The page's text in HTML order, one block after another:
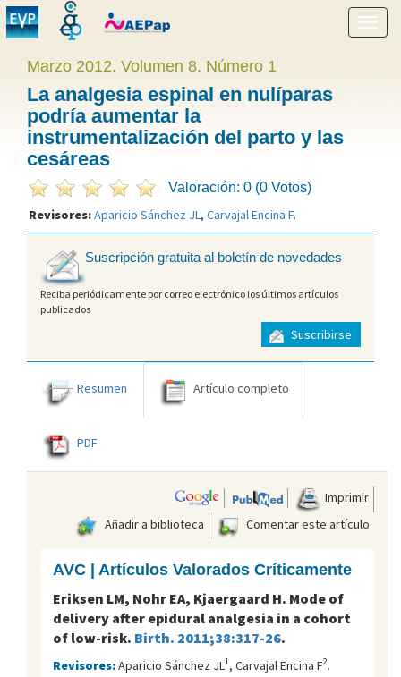
menú
Marzo 2012. Volumen 8. Número 1
La analgesia espinal en nulíparas
podría aumentar la
instrumentalización del parto y las
cesáreas
Valoración: 0 (0 Votos)
Revisores:Aparicio Sánchez JL, Carvajal Encina F.
Suscripción gratuita al boletín de novedades
Reciba periódicamente por correo electrónico los últimos artículos
publicados
Suscribirse
Resumen Artículo completo
PDF
Imprimir
Añadir a biblioteca
Comentar este artículo
AVC | Artículos Valorados Críticamente
Eriksen LM, Nohr EA, Kjaergaard H. Mode of
delivery after epidural analgesia in a cohort
of low-risk. Birth. 2011;38:317-26.
Revisores:Aparicio Sánchez JL 1, Carvajal Encina F2.